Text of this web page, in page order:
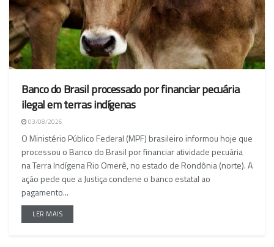
Banco do Brasil processado por financiar pecuária
ilegal em terras indígenas
03/08/2026
O Ministério Público Federal (MPF) brasileiro informou hoje que
processou o Banco do Brasil por financiar atividade pecuária
na Terra Indígena Rio Omerê, no estado de Rondônia (norte). A
ação pede que a Justiça condene o banco estatal ao
pagamento...
LER MAIS